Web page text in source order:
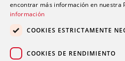
Clínica Ribera Mestalla
Blog
encontrar más información en nuestra
información
COOKIES ESTRICTAMENTE
COOKIES DE RENDIMIENTO